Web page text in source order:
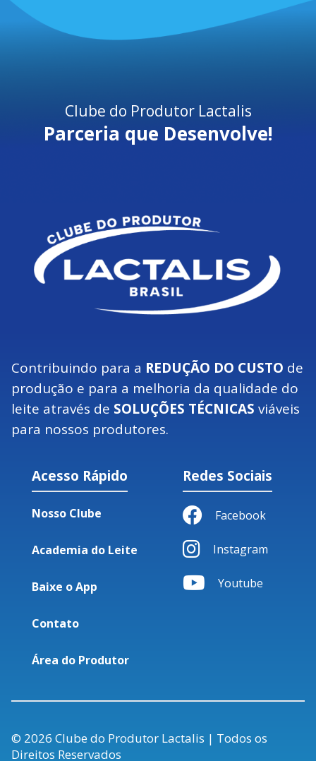
Clube do Produtor Lactalis
Parceria que Desenvolve!
Contribuindo para a REDUÇÃO DO CUSTO de
produção e para a melhoria da qualidade do
leite através de SOLUÇÕES TÉCNICAS viáveis
para nossos produtores.
Acesso Rápido
Nosso Clube
Academia do Leite
Baixe o App
Contato
Área do Produtor
Redes Sociais
Facebook
Instagram
Youtube
© 2026 Clube do Produtor Lactalis | Todos os
Direitos Reservados